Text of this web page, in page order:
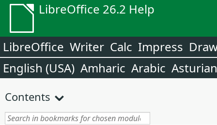
LibreOffice 26.2 Help
LibreOffice Writer Calc Impress
English (USA) Amharic Arabic Asturian
Contents